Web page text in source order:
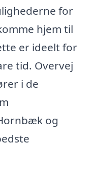
for
hjem til
er ideelt for
tid. Overvej
i de
og